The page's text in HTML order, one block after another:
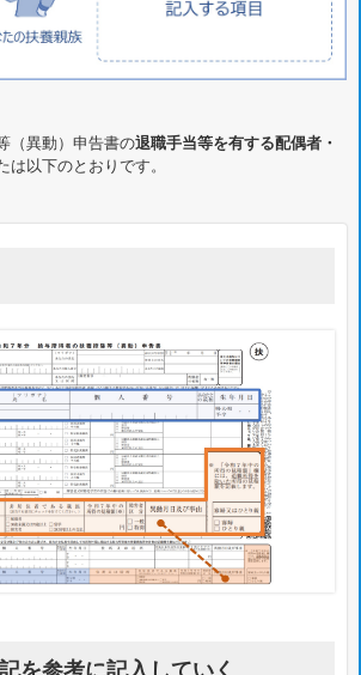
（異動）申告書の退職手当等を有する配偶者・
は以下のとおりです。
を参考に記入していく